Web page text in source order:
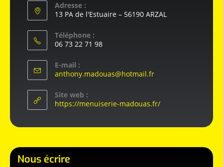
Adresse :
13 PA de l'Estuaire – 56190 ARZAL
Téléphone :
06 73 22 71 98
E-mail :
anthony.madouas@hotmail.fr
Site web :
https://menuiserie-madouas.fr/
Nous écrire